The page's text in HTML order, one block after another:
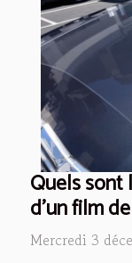
Quels sont
d'un film
Mercredi 3